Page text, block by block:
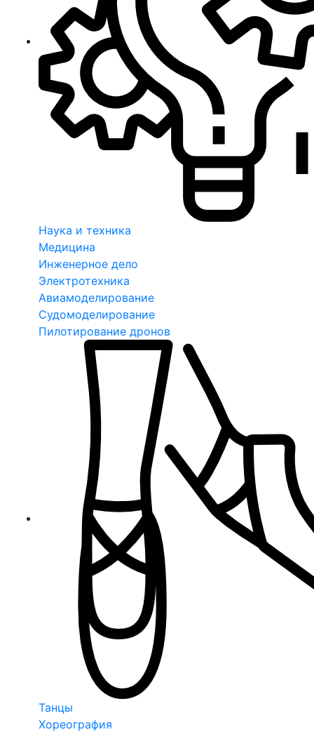
Наука и техника
Медицина
Инженерное дело
Электротехника
Авиамоделирование
Судомоделирование
Пилотирование дронов
Танцы
Хореография